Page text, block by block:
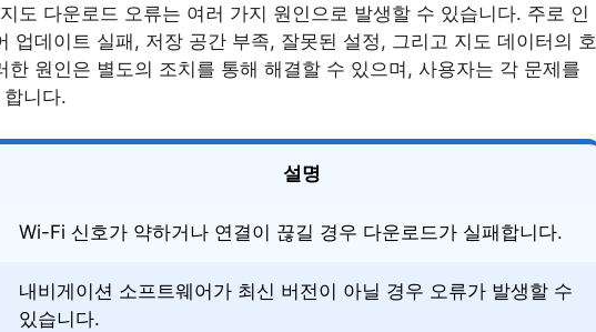
도 다운로드 오류는 여러 가지 원인으로 발생할 수 있습니다. 주로 인
업데이트 실패, 저장 공간 부족, 잘못된 설정, 그리고 지도 데이터의 호
한 원인은 별도의 조치를 통해 해결할 수 있으며, 사용자는 각 문제를
니다.
설명
Wi-Fi 신호가 약하거나 연결이 끊길 경우 다운로드가 실패합니다.
내비게이션 소프트웨어가 최신 버전이 아닐 경우 오류가 발생할 수
있습니다.